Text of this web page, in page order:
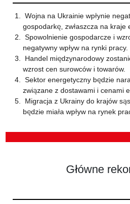
Wojna na Ukrainie wpłynie
gospodarkę, zwłaszcza na kraje
Spowolnienie gospodarcze i
negatywny wpływ na rynki pracy.
Handel międzynarodowy
wzrost cen surowców i towarów.
Sektor energetyczny będzie
związane z dostawami i cenami
Migracja z Ukrainy do krajów
będzie miała wpływ na rynek
Główne